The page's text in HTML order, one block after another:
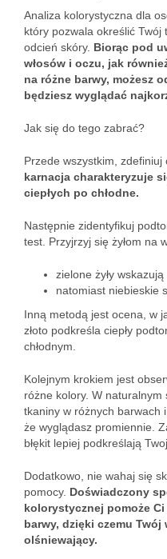
Analiza kolorystyczna dla
który pozwala określić
odcień skóry. Biorąc pod
włosów i oczu, jak
na różne barwy, możesz
będziesz wyglądać
Jak się do tego zabrać?
Przede wszystkim, zdefiniuj
karnacja charakteryzuje
ciepłych po chłodne.
Następnie zidentyfikuj
test. Przyjrzyj się żyłom na
zielone żyły wskazują
natomiast niebieskie
Inną metodą jest ocena, w
złoto podkreśla ciepły
chłodnym.
Kolejnym krokiem jest
różne kolory. W naturalnym
tkaniny w różnych barwach
że wyglądasz promiennie.
błękit lepiej podkreślają
Dodatkowo, nie wahaj się
pomocy. Doświadczony
kolorystycznej pomoże
barwy, dzięki czemu
olśniewający.